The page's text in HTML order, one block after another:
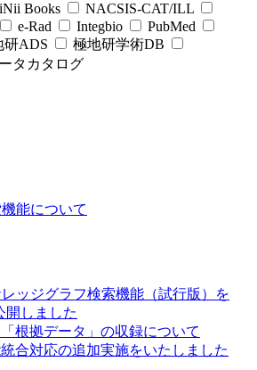
Books
NACSIS-CAT/ILL
e-Rad Integbio
PubMed
研ADS
極地研学術DB
タカタログ
能について
レッジグラフ検索機能（試行版）を
開しました
「根拠データ」の収録について
合対応の追加実施をいたしました